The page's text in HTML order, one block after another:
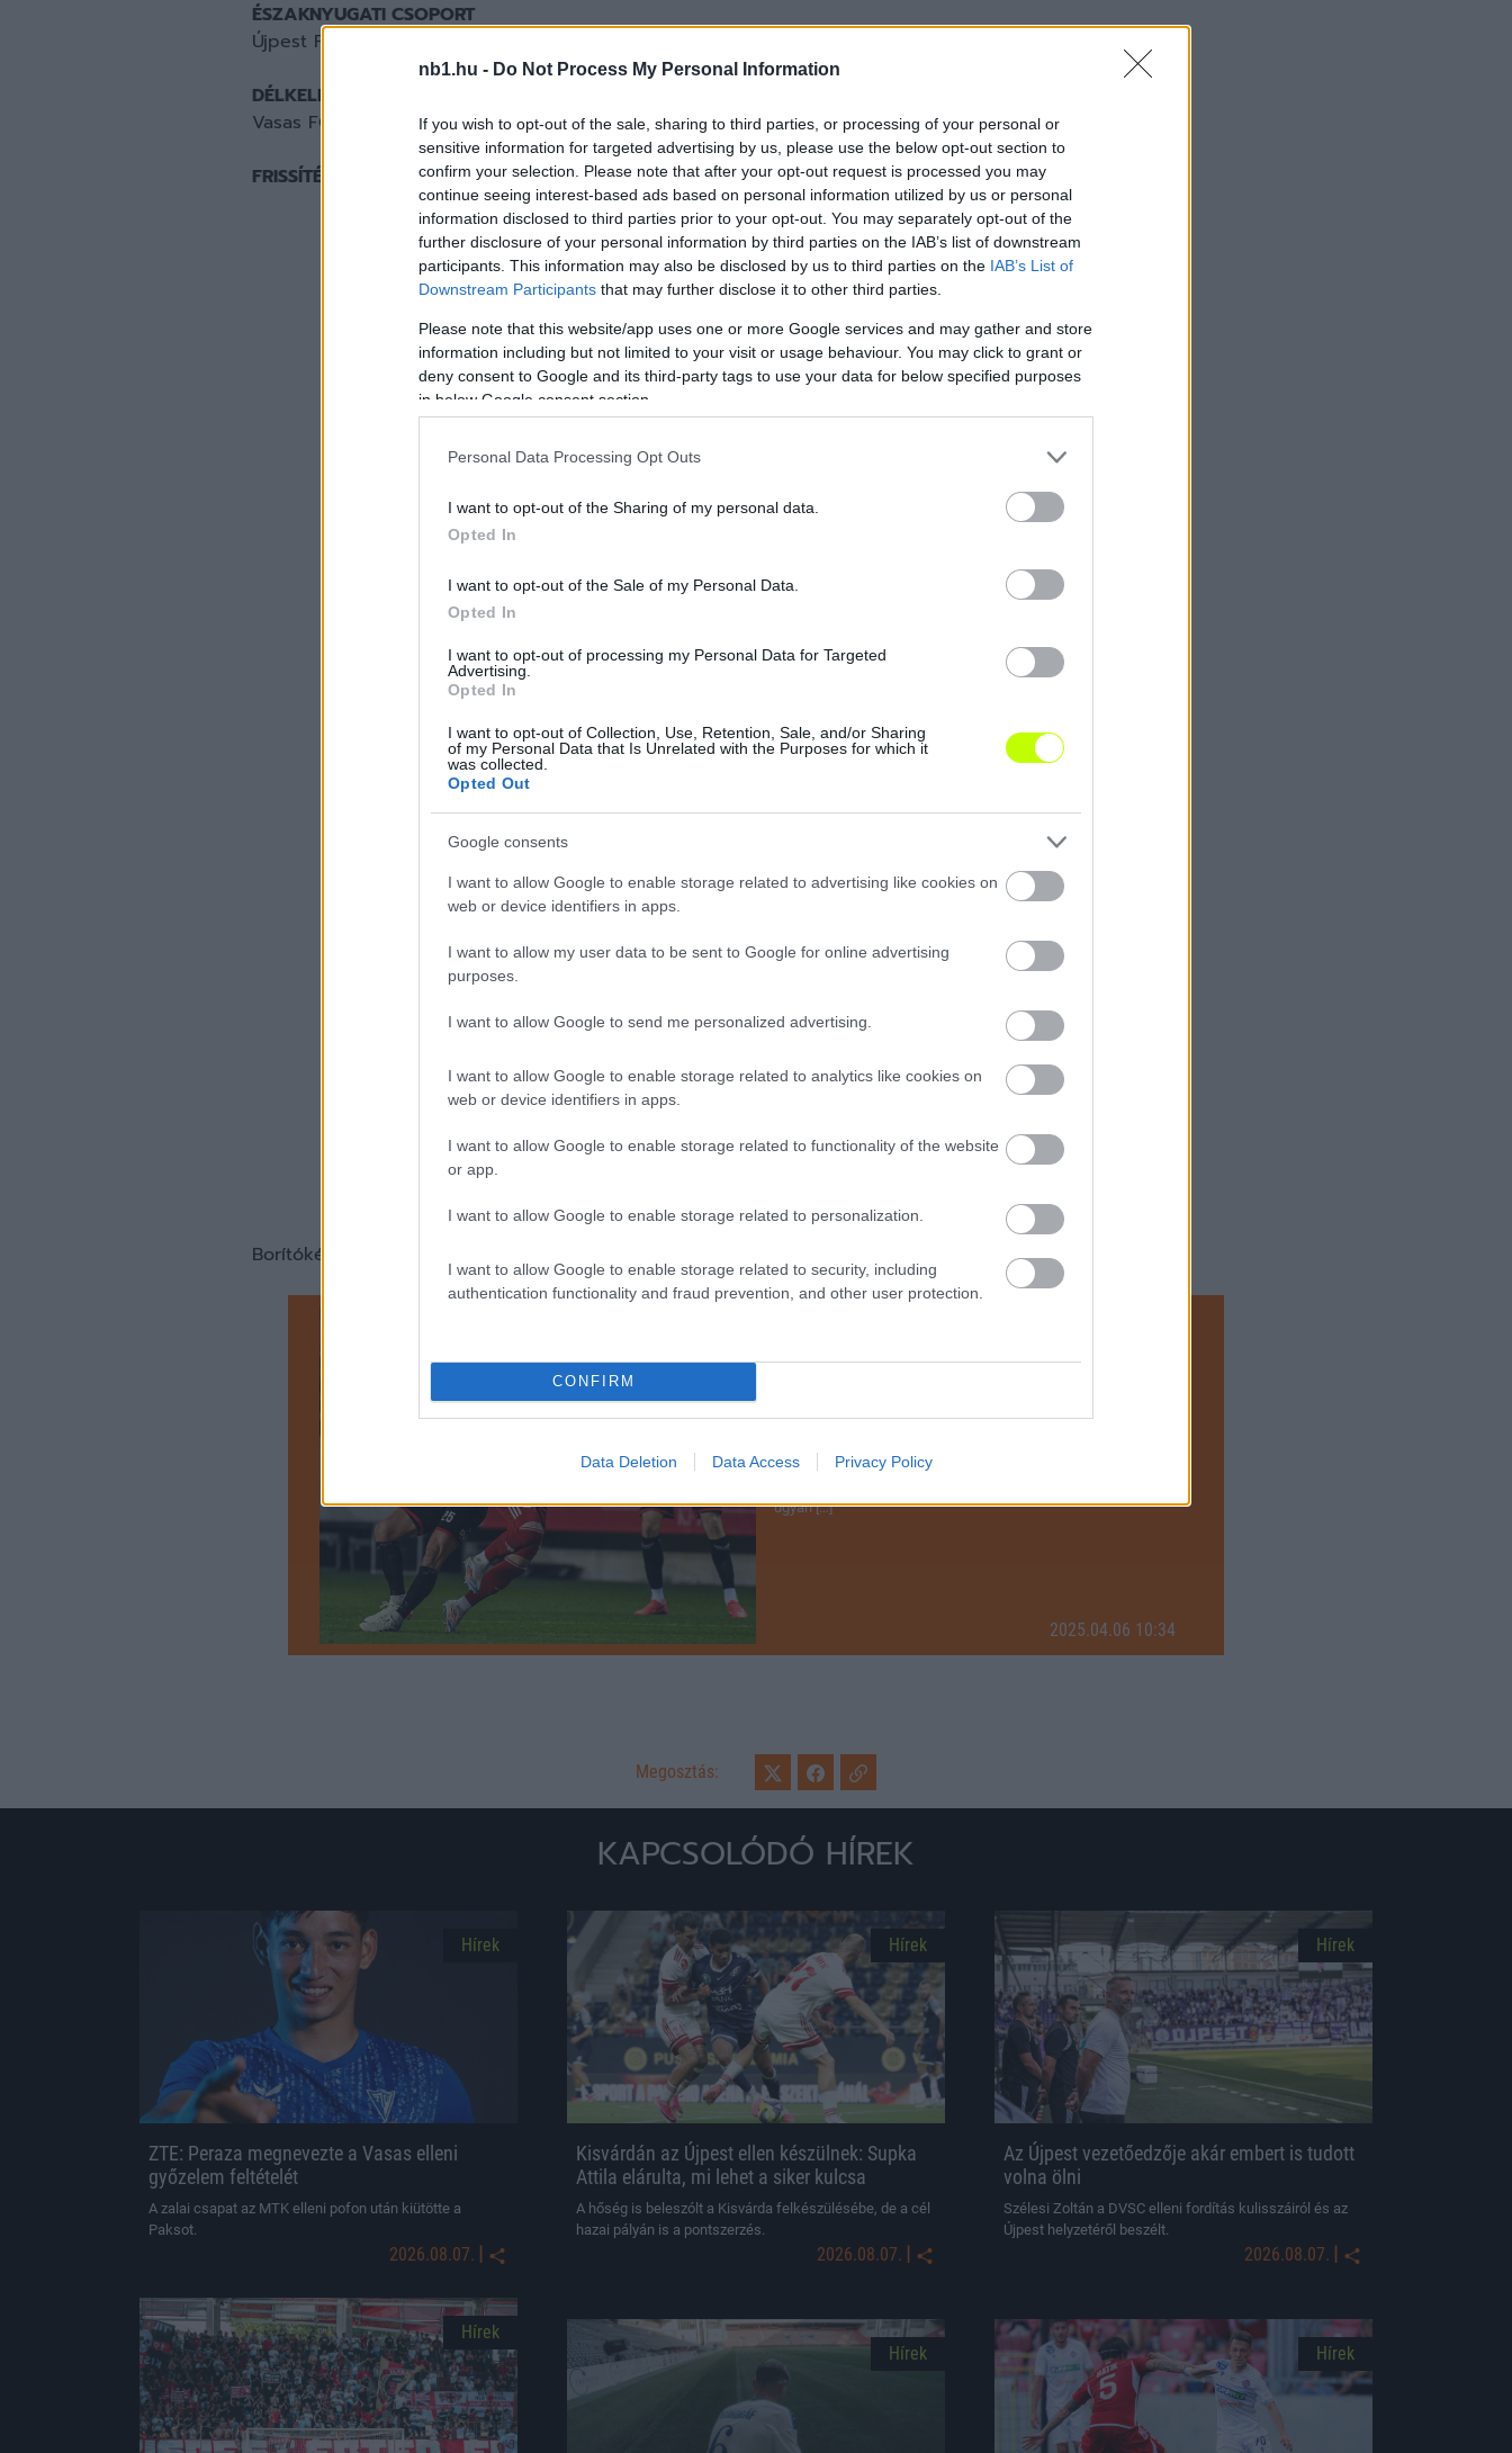
nb1.hu - Do Not Process My Personal Information
If you wish to opt-out of the sale, sharing to third parties, or processing of your personal or
sensitive information for targeted advertising by us, please use the below opt-out section to
confirm your selection. Please note that after your opt-out request is processed you may
continue seeing interest-based ads based on personal information utilized by us or personal
information disclosed to third parties prior to your opt-out. You may separately opt-out of the
further disclosure of your personal information by third parties on the IAB’s list of downstream
participants. This information may also be disclosed by us to third parties on the IAB’s List of
Downstream Participants that may further disclose it to other third parties.
Please note that this website/app uses one or more Google services and may gather and store
information including but not limited to your visit or usage behaviour. You may click to grant or
deny consent to Google and its third-party tags to use your data for below specified purposes
in below Google consent section.
Personal Data Processing Opt Outs
I want to opt-out of the Sharing of my personal data.
Opted In
I want to opt-out of the Sale of my Personal Data.
Opted In
I want to opt-out of processing my Personal Data for Targeted
Advertising.
Opted In
I want to opt-out of Collection, Use, Retention, Sale, and/or Sharing
of my Personal Data that Is Unrelated with the Purposes for which it
was collected.
Opted Out
Google consents
I want to allow Google to enable storage related to advertising like cookies on
web or device identifiers in apps.
I want to allow my user data to be sent to Google for online advertising
purposes.
I want to allow Google to send me personalized advertising.
I want to allow Google to enable storage related to analytics like cookies on
web or device identifiers in apps.
I want to allow Google to enable storage related to functionality of the website
or app.
I want to allow Google to enable storage related to personalization.
I want to allow Google to enable storage related to security, including
authentication functionality and fraud prevention, and other user protection.
CONFIRM
Data Deletion Data Access Privacy Policy
ÉSZAKNYUGATI CSOPORT
Újpest FC II–Komárom VSE 1-3
DÉLKELETI CSOPORT
Vasas FC II–Kecskeméti TE 1911 II 3-0
FRISSÍTÉS:
0%
Borítókép forrása: kisvardafc.hu
Az NB I-ben a 26. forduló szombati játéknapja a DVSC-DVTK
ugyan […]
2025.04.06 10:34
Megosztás:
KAPCSOLÓDÓ HÍREK
Hírek
ZTE: Peraza megnevezte a Vasas elleni
győzelem feltételét
A zalai csapat az MTK elleni pofon után kiütötte a
Paksot.
2026.08.07. |
Hírek
Kisvárdán az Újpest ellen készülnek: Supka
Attila elárulta, mi lehet a siker kulcsa
A hőség is beleszólt a Kisvárda felkészülésébe, de a cél
hazai pályán is a pontszerzés.
2026.08.07. |
Hírek
Az Újpest vezetőedzője akár embert is tudott
volna ölni
Szélesi Zoltán a DVSC elleni fordítás kulisszáiról és az
Újpest helyzetéről beszélt.
2026.08.07. |
Hírek
Hírek
Hírek